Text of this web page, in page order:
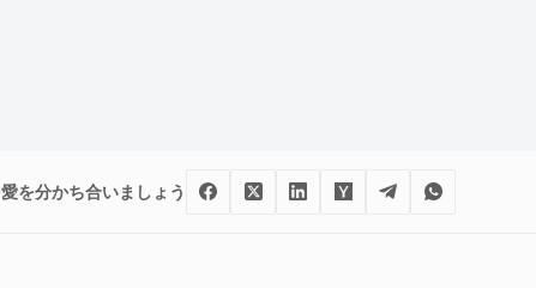
愛を分かち合いましょう